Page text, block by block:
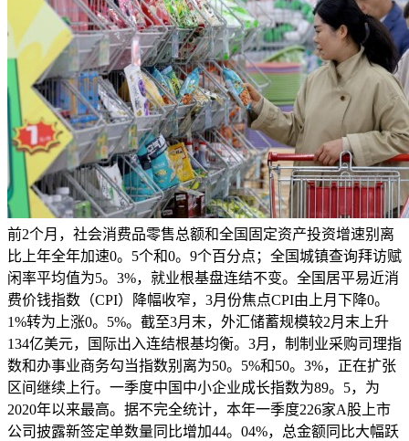
前2个月，社会消费品零售总额和全国固定资产投资增速别离
比上年全年加速0。5个和0。9个百分点；全国城镇查询拜访赋
闲率平均值为5。3%，就业根基盘连结不变。全国居平易近消
费价钱指数（CPI）降幅收窄，3月份焦点CPI由上月下降0。
1%转为上涨0。5%。截至3月末，外汇储蓄规模较2月末上升
134亿美元，国际出入连结根基均衡。3月，制制业采购司理指
数和办事业商务勾当指数别离为50。5%和50。3%，正在扩张
区间继续上行。一季度中国中小企业成长指数为89。5，为
2020年以来最高。据不完全统计，本年一季度226家A股上市
公司披露新签定单数量同比增加44。04%，总金额同比大幅跃